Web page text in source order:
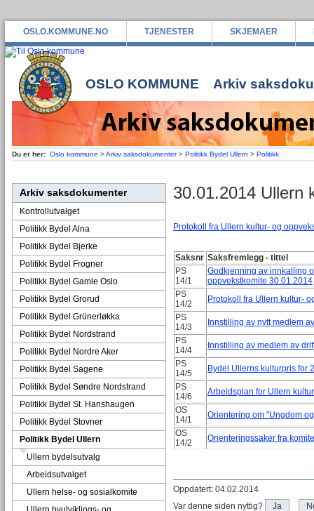
OSLO.KOMMUNE.NO TJENESTER SKJEMAER
OSLO KOMMUNE Arkiv
Du er her: Oslo kommune >Arkiv saksdokumenter> Politikk Bydel Ullern > Politikk
Arkiv saksdokumenter
Kontrollutvalget
Politikk Bydel Alna
Politikk Bydel Bjerke
Politikk Bydel Frogner
Politikk Bydel Gamle Oslo
Politikk Bydel Grorud
Politikk Bydel Grünerløkka
Politikk Bydel Nordstrand
Politikk Bydel Nordre Aker
Politikk Bydel Sagene
Politikk Bydel Søndre Nordstrand
Politikk Bydel St. Hanshaugen
Politikk Bydel Stovner
Politikk Bydel Ullern
Ullern bydelsutvalg
Arbeidsutvalget
Ullern helse- og sosialkomite
30.01.2014 Ullern
Protokoll fra Ullern kultur- og
Saksnr Saksfremlegg - tittel
PS
14/1
Godkjenning av innkalling
oppvekstkomite 30.01.2014
PS
14/2
Protokoll fra Ullern kultur-
PS
14/3
Innstilling av nytt medlem
PS
14/4
Innstilling av medlem av
PS
14/5
Bydel Ullerns kulturpris for
PS
14/6
Arbeidsplan for Ullern
OS
14/1
Orientering om "Ungdom
OS
14/2
Orienteringssaker fra
Oppdatert: 04.02.2014
Var denne siden nyttig?
Ja